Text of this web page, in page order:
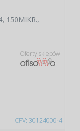
CPV: 30124000-4
150MIKR.,
Oferty sklepów